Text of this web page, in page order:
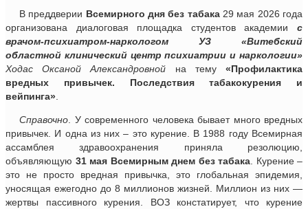
В преддверии Всемирного дня без табака29 мая 2026 года
организована диалоговая площадка студентов академии с
врачом-психиатром-наркологом УЗ «Витебский
областной клинический центр психиатрии и наркологии»
Ходас Оксаной Александровной на тему«Профилактика
вредных привычек. Последствия табакокурения и
вейпинга»
Справочно . У современного человека бывает много вредных
привычек. И одна из них – это курение. В 1988 году Всемирная
ассамблея здравоохранения приняла резолюцию,
объявляющую 31 мая Всемирным днем без табака . Курение –
это не просто вредная привычка, это глобальная эпидемия,
уносящая ежегодно до 8 миллионов жизней. Миллион из них —
жертвы пассивного курения. ВОЗ констатирует, что курение